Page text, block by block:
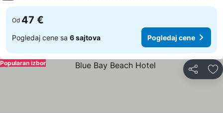
Od 47 €
Pogledaj cene sa 6 sajtova Pogledaj cene
Deli
Popularan izbor